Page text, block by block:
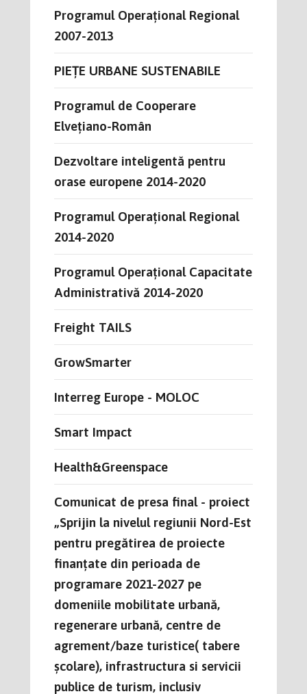
Programul Operațional Regional
2007-2013
PIEȚE URBANE SUSTENABILE
Programul de Cooperare
Elvețiano-Român
Dezvoltare inteligentă pentru
orase europene 2014-2020
Programul Operațional Regional
2014-2020
Programul Operațional Capacitate
Administrativă 2014-2020
Freight TAILS
GrowSmarter
Interreg Europe - MOLOC
Smart Impact
Health&Greenspace
Comunicat de presa final - proiect
„Sprijin la nivelul regiunii Nord-Est
pentru pregătirea de proiecte
finanțate din perioada de
programare 2021-2027 pe
domeniile mobilitate urbană,
regenerare urbană, centre de
agrement/baze turistice( tabere
școlare), infrastructura si servicii
publice de turism, inclusiv